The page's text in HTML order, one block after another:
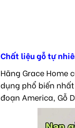
Chất liệu gỗ tự
Hãng Grace Home
dụng phổ biến
đoạn America, Gỗ